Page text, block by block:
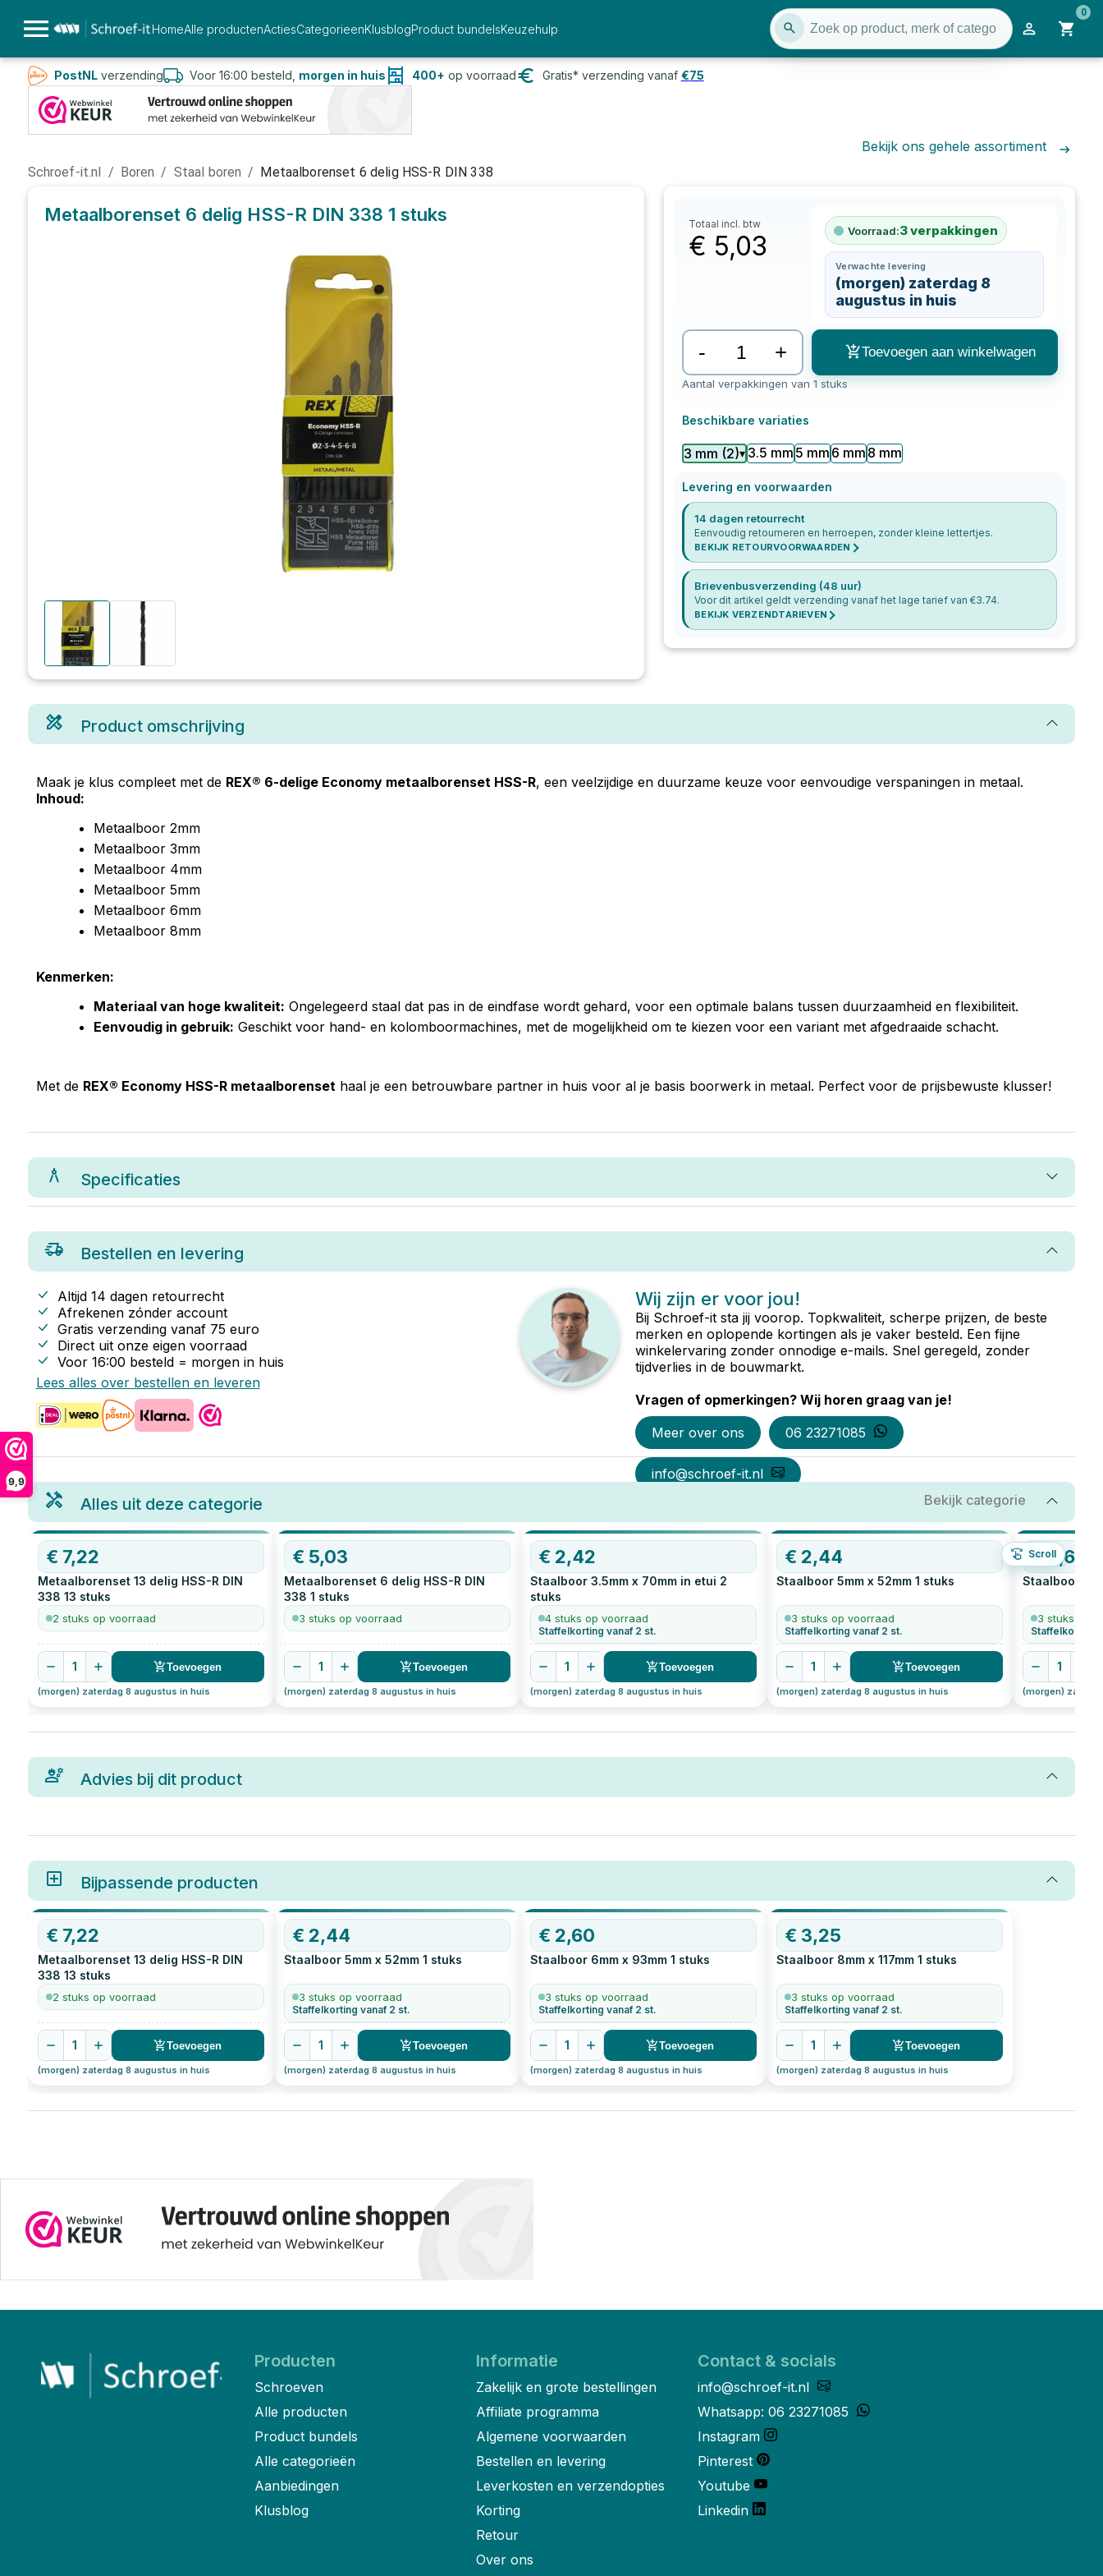
9,9
HomeAlle productenActiesCategorieenKlusblogProduct bundelsKeuzehulp
0
PostNLverzending Voor 16:00 besteld, morgen in huis 400+ op voorraad Gratis* verzending vanaf €75
Bekijk ons gehele assortiment
Schroef-it.nl / Boren / Staal boren / Metaalborenset 6 delig HSS-R DIN 338
Metaalborenset 6 delig HSS-R DIN 338 1 stuks Totaal incl. btw
€ 5,03 Voorraad:3verpakkingen
Verwachte levering
(morgen) zaterdag 8
augustus in huis
- + Toevoegen aan winkelwagen
Aantal verpakkingen van 1 stuks
Beschikbare variaties
3 mm (2)▾ 3.5 mm 5 mm 6 mm 8 mm
Levering en voorwaarden
14 dagen retourrecht
Eenvoudig retourneren en herroepen, zonder kleine lettertjes.
BEKIJK RETOURVOORWAARDEN
Brievenbusverzending (48 uur)
Voor dit artikel geldt verzending vanaf het lage tarief van €3.74.
BEKIJK VERZENDTARIEVEN
Product omschrijving
Maak je klus compleet met de REX® 6-delige Economy metaalborenset HSS-R, een veelzijdige en duurzame keuze voor eenvoudige verspaningen in metaal.
Inhoud:
Metaalboor 2mm
Metaalboor 3mm
Metaalboor 4mm
Metaalboor 5mm
Metaalboor 6mm
Metaalboor 8mm
Kenmerken:
Materiaal van hoge kwaliteit: Ongelegeerd staal dat pas in de eindfase wordt gehard, voor een optimale balans tussen duurzaamheid en flexibiliteit.
Eenvoudig in gebruik: Geschikt voor hand- en kolomboormachines, met de mogelijkheid om te kiezen voor een variant met afgedraaide schacht.
Met de REX® Economy HSS-R metaalborensethaal je een betrouwbare partner in huis voor al je basis boorwerk in metaal. Perfect voor de prijsbewuste klusser!
Specificaties
Bestellen en levering
Altijd 14 dagen retourrecht
Afrekenen zónder account
Gratis verzending vanaf 75 euro
Direct uit onze eigen voorraad
Voor 16:00 besteld = morgen in huis
Lees alles over bestellen en leveren
Wij zijn er voor jou!
Bij Schroef-it sta jij voorop. Topkwaliteit, scherpe prijzen, de beste
merken en oplopende kortingen als je vaker besteld. Een fijne
winkelervaring zonder onnodige e-mails. Snel geregeld, zonder
tijdverlies in de bouwmarkt.
Vragen of opmerkingen? Wij horen graag van je!
Meer over ons
06 23271085
info@schroef-it.nl
Alles uit deze categorie Bekijk categorie
Scroll
€ 7,22
Metaalborenset 13 delig HSS-R DIN
338 13 stuks
2 stuks op voorraad
1 Toevoegen
(morgen) zaterdag 8 augustus in huis
€ 5,03
Metaalborenset 6 delig HSS-R DIN
338 1 stuks
3 stuks op voorraad
1 Toevoegen
(morgen) zaterdag 8 augustus in huis
€ 2,42
Staalboor 3.5mm x 70mm in etui 2
stuks
4 stuks op voorraad
Staffelkorting vanaf 2 st.
1 Toevoegen
(morgen) zaterdag 8 augustus in huis
€ 2,44
Staalboor 5mm x 52mm 1 stuks
3 stuks op voorraad
Staffelkorting vanaf 2 st.
1 Toevoegen
(morgen) zaterdag 8 augustus in huis
€2,60
Staalboor
3 stuks op
Staffelkorting
1
(morgen)
Advies bij dit product
Bijpassende producten
€ 7,22
Metaalborenset 13 delig HSS-R DIN
338 13 stuks
2 stuks op voorraad
1 Toevoegen
(morgen) zaterdag 8 augustus in huis
€ 2,44
Staalboor 5mm x 52mm 1 stuks
3 stuks op voorraad
Staffelkorting vanaf 2 st.
1 Toevoegen
(morgen) zaterdag 8 augustus in huis
€ 2,60
Staalboor 6mm x 93mm 1 stuks
3 stuks op voorraad
Staffelkorting vanaf 2 st.
1 Toevoegen
(morgen) zaterdag 8 augustus in huis
€ 3,25
Staalboor 8mm x 117mm 1 stuks
3 stuks op voorraad
Staffelkorting vanaf 2 st.
1 Toevoegen
(morgen) zaterdag 8 augustus in huis
Producten
Schroeven
Alle producten
Product bundels
Alle categorieën
Aanbiedingen
Klusblog
Informatie
Zakelijk en grote bestellingen
Affiliate programma
Algemene voorwaarden
Bestellen en levering
Leverkosten en verzendopties
Korting
Retour
Over ons
Contact & socials
info@schroef-it.nl
Whatsapp: 06 23271085
Instagram
Pinterest
Youtube
Linkedin